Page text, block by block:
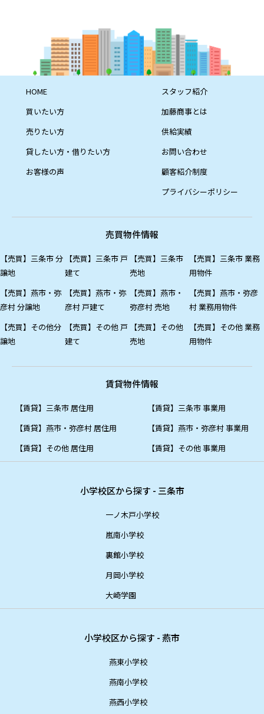
HOME
買いたい方
売りたい方
貸したい方・借りたい方
お客様の声
スタッフ紹介
加藤商事とは
供給実績
お問い合わせ
顧客紹介制度
プライバシーポリシー
売買物件情報
【売買】三条市 分
譲地
【売買】燕市・弥
彦村 分譲地
【売買】その他分
譲地
【売買】三条市 戸
建て
【売買】燕市・弥
彦村 戸建て
【売買】その他 戸
建て
【売買】三条市
売地
【売買】燕市・
弥彦村 売地
【売買】その他
売地
【売買】三条市 業務
用物件
【売買】燕市・弥彦
村 業務用物件
【売買】その他 業務
用物件
賃貸物件情報
【賃貸】三条市 居住用
【賃貸】燕市・弥彦村 居住用
【賃貸】その他 居住用
【賃貸】三条市 事業用
【賃貸】燕市・弥彦村 事業用
【賃貸】その他 事業用
小学校区から探す - 三条市
一ノ木戸小学校
嵐南小学校
裏館小学校
月岡小学校
大崎学園
小学校区から探す - 燕市
燕東小学校
燕南小学校
燕西小学校